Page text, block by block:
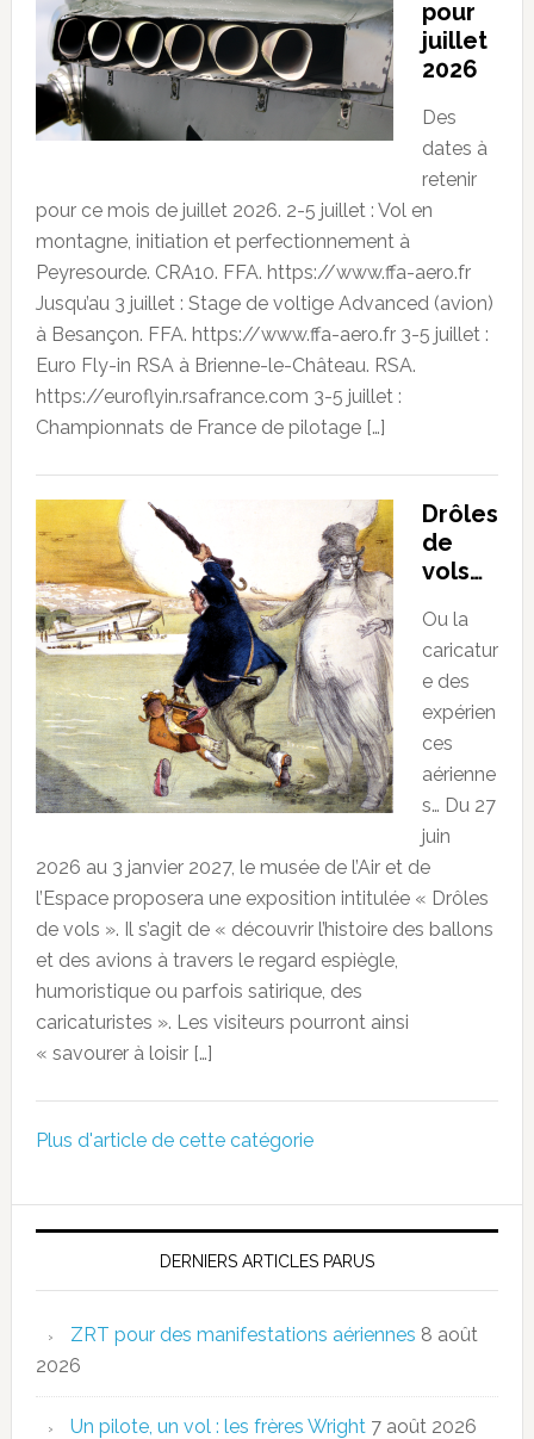
pour
juillet
2026
Des
dates à
retenir
pour ce mois de juillet 2026. 2-5 juillet : Vol en
montagne, initiation et perfectionnement à
Peyresourde. CRA10. FFA. https://www.ffa-aero.fr
Jusqu’au 3 juillet : Stage de voltige Advanced (avion)
à Besançon. FFA. https://www.ffa-aero.fr 3-5 juillet :
Euro Fly-in RSA à Brienne-le-Château. RSA.
https://euroflyin.rsafrance.com 3-5 juillet :
Championnats de France de pilotage […]
Drôles
de
vols…
Ou la
caricatur
e des
expérien
ces
aérienne
s… Du 27
juin
2026 au 3 janvier 2027, le musée de l’Air et de
l’Espace proposera une exposition intitulée « Drôles
de vols ». Il s’agit de « découvrir l’histoire des ballons
et des avions à travers le regard espiègle,
humoristique ou parfois satirique, des
caricaturistes ». Les visiteurs pourront ainsi
« savourer à loisir […]
Plus d'article de cette catégorie
DERNIERS ARTICLES PARUS
ZRT pour des manifestations aériennes 8 août
2026
Un pilote, un vol : les frères Wright 7 août 2026